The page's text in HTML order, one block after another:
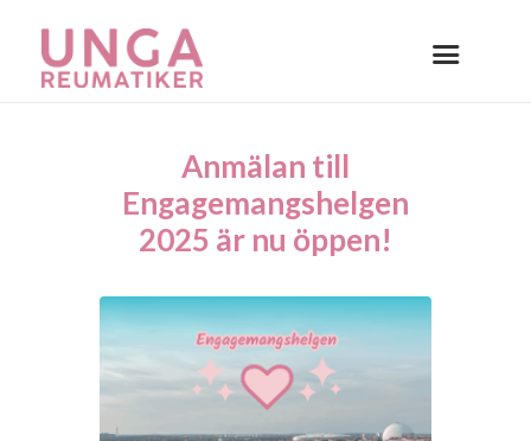
Anmälan till
Engagemangshelgen
2025 är nu öppen!